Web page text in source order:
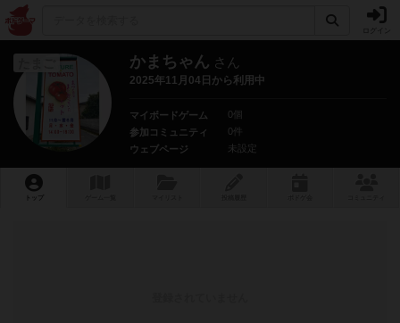
かまちゃん さん
2025年11月04日から利用中
マイボードゲーム
0個
参加コミュニティ
0件
ウェブページ
未設定
トップ